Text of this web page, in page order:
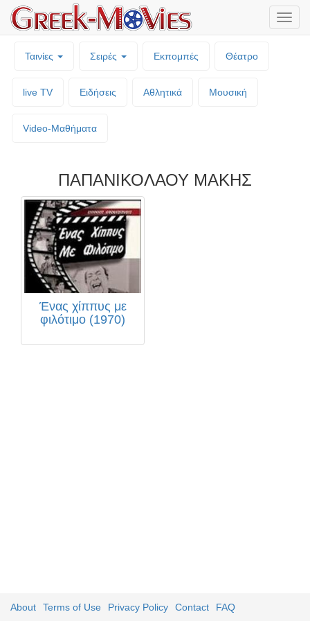
Ταινίες Σειρές Εκπομπές Θέατρο
live TV Ειδήσεις Αθλητικά Μουσική
Video-Mαθήματα
ΠΑΠΑΝΙΚΟΛΑΟΥ ΜΑΚΗΣ
Ένας χίππυς με
φιλότιμο (1970)
About Terms of Use Privacy Policy Contact FAQ